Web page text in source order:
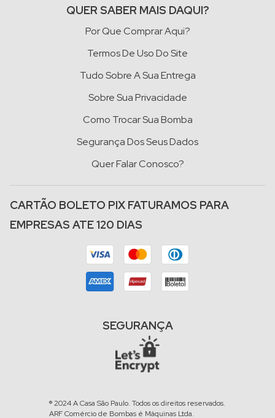
QUER SABER MAIS DAQUI?
Por Que Comprar Aqui?
Termos De Uso Do Site
Tudo Sobre A Sua Entrega
Sobre Sua Privacidade
Como Trocar Sua Bomba
Segurança Dos Seus Dados
Quer Falar Conosco?
CARTÃO BOLETO PIX FATURAMOS PARA
EMPRESAS ATE 120 DIAS
SEGURANÇA
® 2024 A Casa São Paulo. Todos os direitos reservados.
ARF Comércio de Bombas é Máquinas Ltda.